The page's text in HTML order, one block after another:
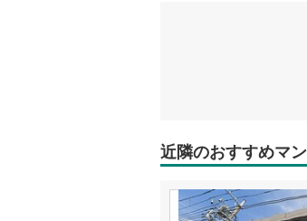
近隣のおすすめマ